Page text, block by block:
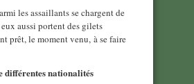
les assaillants se chargent de
aussi portent des gilets
prêt, le moment venu, à se faire
différentes nationalités